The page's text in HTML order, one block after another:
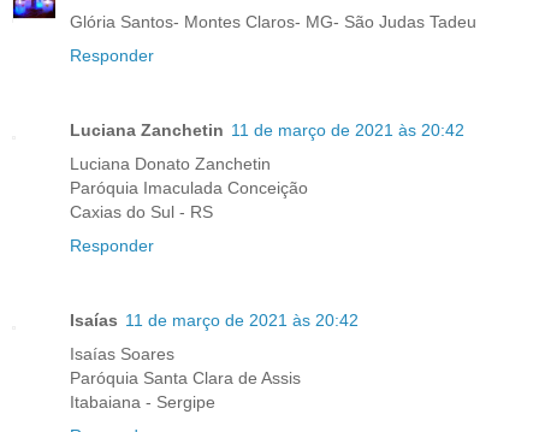
Glória Santos- Montes Claros- MG- São Judas Tadeu
Responder
Luciana Zanchetin 11 de março de 2021 às 20:42
Luciana Donato Zanchetin
Paróquia Imaculada Conceição
Caxias do Sul - RS
Responder
Isaías 11 de março de 2021 às 20:42
Isaías Soares
Paróquia Santa Clara de Assis
Itabaiana - Sergipe